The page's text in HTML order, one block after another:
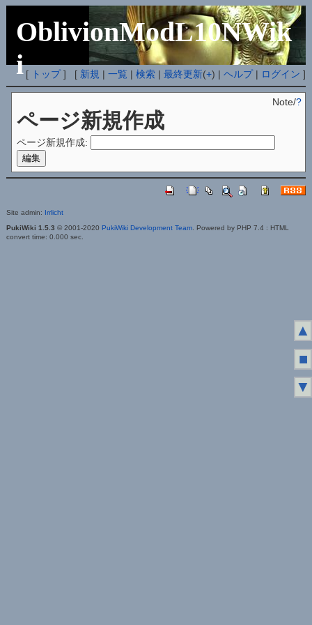
OblivionModL10NWik
i [ トップ] [ 新規 |一覧 |検索 |最終更新(+) |ヘルプ| ログイン ]
ページ新規作成
Note/?
ページ新規作成:
Site admin: Irrlicht
PukiWiki 1.5.3 © 2001-2020 PukiWiki Development Team. Powered by PHP 7.4 : HTML
convert time: 0.000 sec.
▲
■
▼